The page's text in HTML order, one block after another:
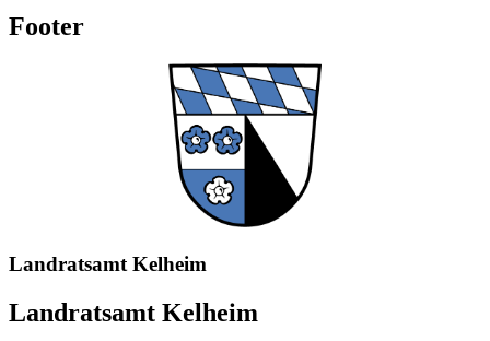
Footer
Landratsamt Kelheim
Landratsamt Kelheim